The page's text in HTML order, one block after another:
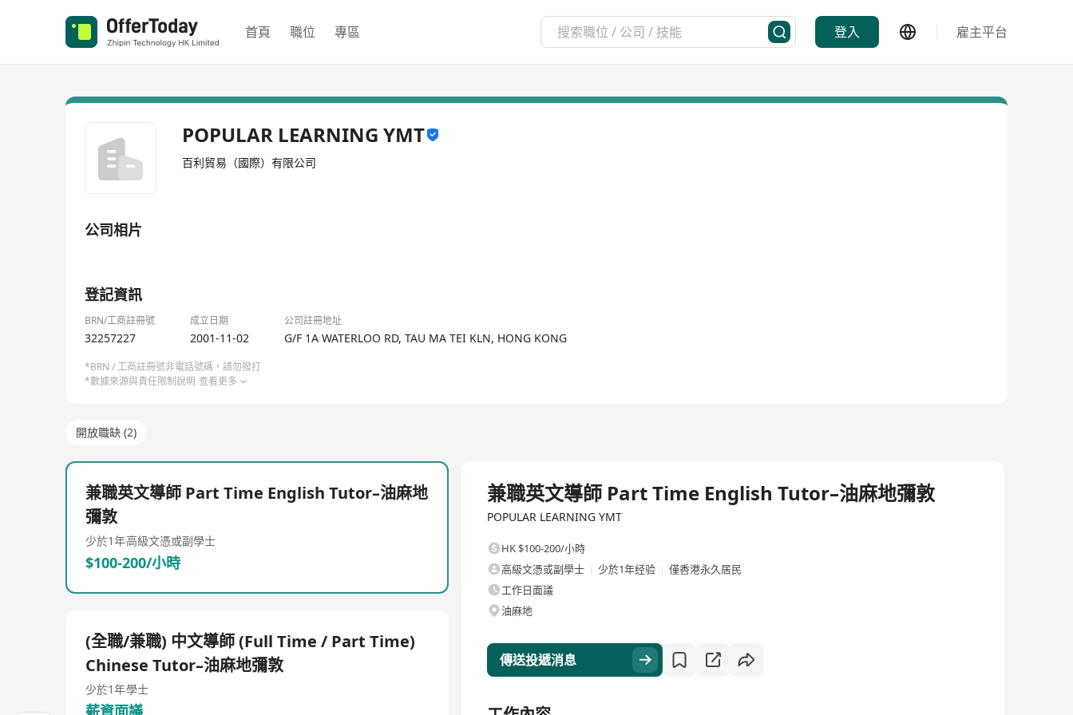
首頁 職位 專區 登入 雇主平台
POPULAR LEARNING YMT
百利貿易（國際）有限公司
公司相片
登記資訊
BRN/工商註冊號 成立日期 公司註冊地址
32257227 2001-11-02 G/F 1A WATERLOO RD, TAU MA TEI KLN, HONG KONG
*BRN / 工商註冊號非電話號碼，請勿撥打
*數據來源與責任限制說明 查看更多
開放職缺 (2)
兼職英文導師 Part Time English Tutor–油麻地
彌敦
少於1年高級文憑或副學士
$100-200/小時
(全職/兼職) 中文導師 (Full Time / Part Time)
Chinese Tutor–油麻地彌敦
少於1年學士
薪資面議
兼職英文導師 Part Time English Tutor–油麻地彌敦
POPULAR LEARNING YMT
HK $100-200/小時
高級文憑或副學士
少於1年经验
僅香港永久居民
工作日面議
油麻地
傳送投遞消息